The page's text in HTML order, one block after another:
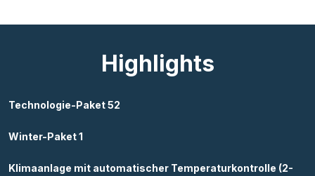
Highlights
Technologie-Paket 52
Winter-Paket 1
Klimaanlage mit automatischer Temperaturkontrolle (2-